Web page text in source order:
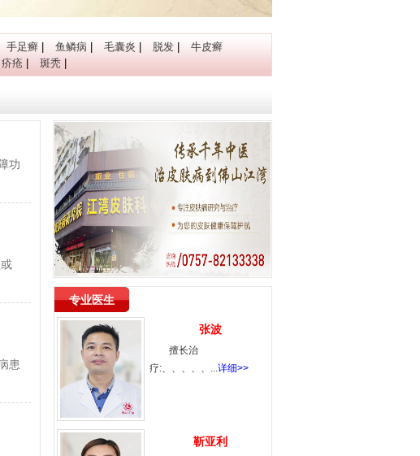
手足癣 鱼鳞病 毛囊炎 脱发
牛皮癣
疥疮 斑秃
功
患
专业医生
张波
擅长治
疗:、、、、、...详细>>
靳亚利